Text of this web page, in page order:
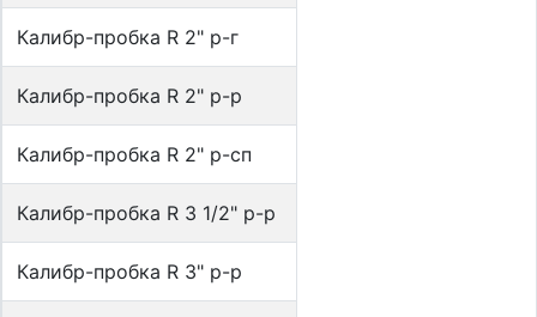
Калибр-пробка R 2" р-г
Калибр-пробка R 2" р-р
Калибр-пробка R 2" р-сп
Калибр-пробка R 3 1/2" р-р
Калибр-пробка R 3" р-р